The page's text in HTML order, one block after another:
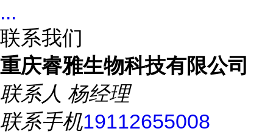
...
联系我们
重庆睿雅生物科技有限公司
联系人 杨经理
联系手机19112655008